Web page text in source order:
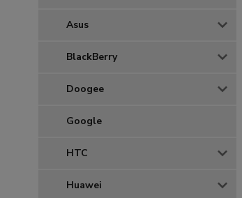
Asus
BlackBerry
Doogee
Google
HTC
Huawei